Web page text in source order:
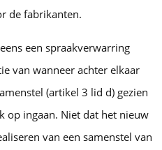
de fabrikanten.
een spraakverwarring
van wanneer achter elkaar
(artikel 3 lid d) gezien
op ingaan. Niet dat het nieuw
van een samenstel van